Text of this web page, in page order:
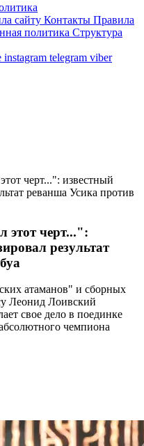
сайту Контакты Правила
политика Структура
instagram telegram viber
черт...": известный
реванша Усика против
этот черт...":
результат
атаманов" и сборных
Леонид Лоивский
свое дело в поединке
чемпиона